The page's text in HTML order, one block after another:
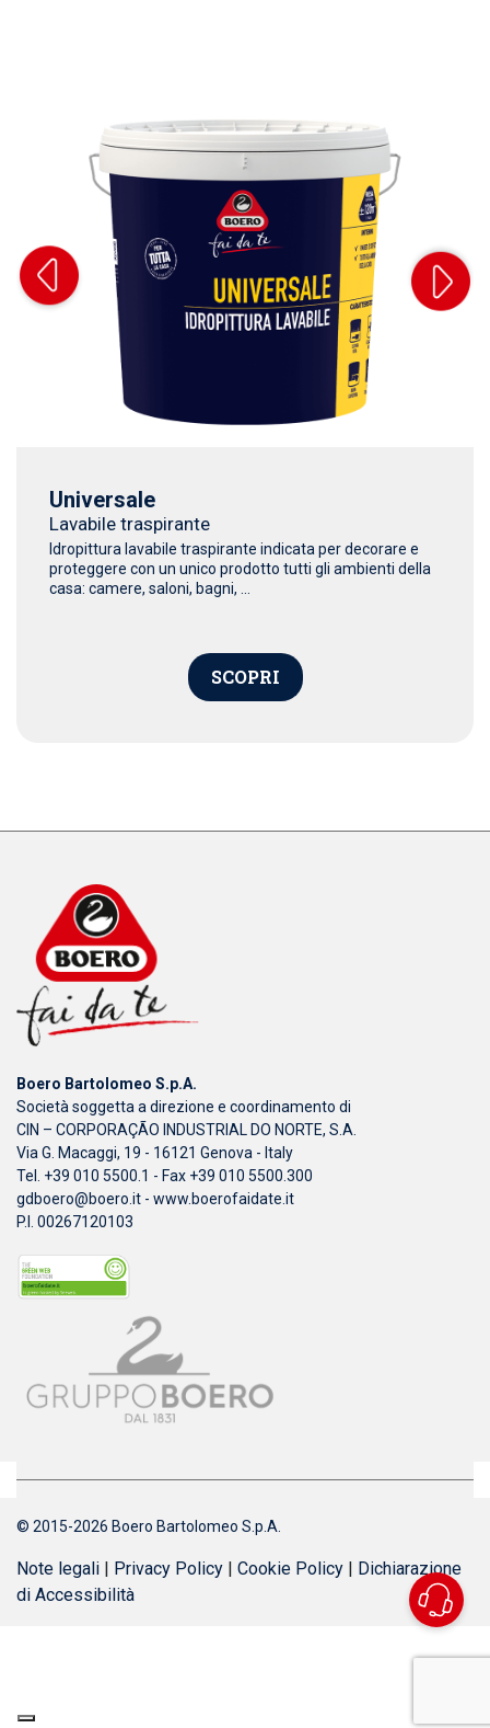
Universale
Lavabile traspirante
Idropittura lavabile traspirante indicata per decorare e
proteggere con un unico prodotto tutti gli ambienti della
casa: camere, saloni, bagni, ...
SCOPRI
Boero Bartolomeo S.p.A.
Società soggetta a direzione e coordinamento di
CIN – CORPORAÇÃO INDUSTRIAL DO NORTE, S.A.
Via G. Macaggi, 19 - 16121 Genova - Italy
Tel. +39 010 5500.1 - Fax +39 010 5500.300
gdboero@boero.it - www.boerofaidate.it
P.I. 00267120103
© 2015-2026 Boero Bartolomeo S.p.A.
Note legali | Privacy Policy | Cookie Policy | Dichiarazione
di Accessibilità